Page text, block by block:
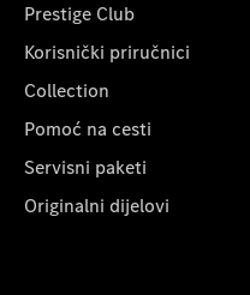
Prestige Club
Korisnički priručnici
Collection
Pomoć na cesti
Servisni paketi
Originalni dijelovi